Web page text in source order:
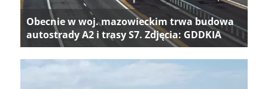
Obecnie w woj. mazowieckim trwa budowa
autostrady A2 i trasy S7. Zdjęcia: GDDKIA